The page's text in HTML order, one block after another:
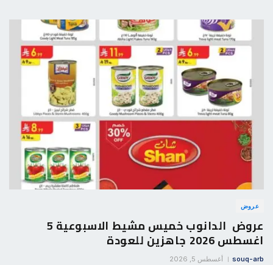
عروض
عروض الدانوب خميس مشيط الاسبوعية 5
اغسطس 2026 جاهزين للعودة
souq-arb أغسطس 5, 2026